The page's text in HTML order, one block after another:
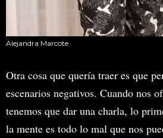
Alejandra Marcote
Otra cosa que quería traer es que
escenarios negativos. Cuando nos
tenemos que dar una charla, lo
la mente es todo lo mal que nos